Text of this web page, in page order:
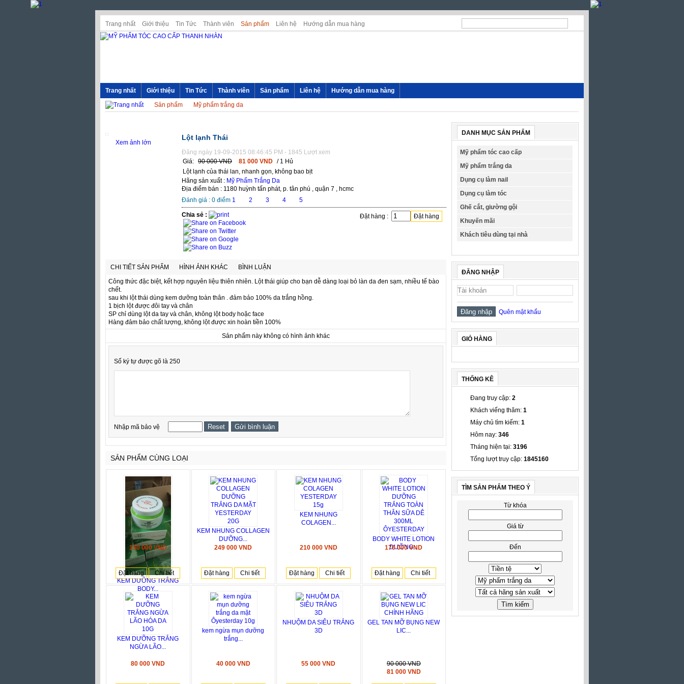
Trang nhất Giới thiệu Tin Tức Thành viên Sản phẩm Liên hệ Hướng dẫn mua hàng
Trang nhất Giới thiệu Tin Tức Thành viên Sản phẩm Liên hệ
Hướng dẫn mua hàng
Sản phẩm
Mỹ phẩm trắng da
Xem ảnh lớn
Lột lạnh Thái
Đăng ngày 19-09-2015 08:46:45 PM - 1845 Lượt xem
Giá: 90 000 VND 81 000 VND / 1 Hủ
Lột lạnh của thái lan, nhanh gọn, không bao bịt
Hãng sản xuất : Mỹ Phẩm Trắng Da
Địa điểm bán : 1180 huỳnh tấn phát, p. tân phú , quận 7 , hcmc
Đánh giá : 0 điểm 1 2 3 4 5
Chia sẻ : Đặt hàng : Đặt hàng
CHI TIẾT SẢN PHẨM HÌNH ẢNH KHÁC
BÌNH LUẬN
Công thức đặc biệt, kết hợp nguyên liệu thiên nhiên. Lột thái giúp cho bạn dễ dàng loại bỏ làn da đen sạm, nhiều tế bào
chết.
sau khi lột thái dùng kem dưỡng toàn thân . đảm bảo 100% da trắng hồng.
1 bịch lột được đôi tay và chân
SP chỉ dùng lột da tay và chân, không lột body hoặc face
Hàng đảm bảo chất lượng, không lột được xin hoàn tiền 100%
Sản phẩm này không có hình ảnh khác
Số ký tự được gõ là 250
Nhập mã bảo vệ
SẢN PHẨM CÙNG LOẠI
KEM DƯỠNG TRẮNG
BODY...
150 000 VND
Đặt hàng Chi tiết
KEM NHUNG COLLAGEN
DƯỠNG...
249 000 VND
Đặt hàng Chi tiết
KEM NHUNG
COLAGEN...
210 000 VND
Đặt hàng Chi tiết
BODY WHITE LOTION
DƯỠNG...
170 000 VND
Đặt hàng Chi tiết
KEM DƯỠNG TRẮNG
NGỪA LÃO...
80 000 VND
kem ngừa mụn dưỡng
trắng...
40 000 VND
NHUỘM DA SIÊU TRẮNG
3D
55 000 VND
GEL TAN MỠ BỤNG NEW
LIC...
90 000 VND
81 000 VND
DANH MỤC SẢN PHẨM
Mỹ phẩm tóc cao cấp
Mỹ phẩm trắng da
Dụng cụ làm nail
Dụng cụ làm tóc
Ghế cắt, giường gội
Khuyến mãi
Khách tiêu dùng tại nhà
ĐĂNG NHẬP
Quên mật khẩu
GIỎ HÀNG
THỐNG KÊ
Đang truy cập: 2
Khách viếng thăm: 1
Máy chủ tìm kiếm: 1
Hôm nay: 346
Tháng hiện tại: 3196
Tổng lượt truy cập: 1845160
TÌM SẢN PHẨM THEO Ý
Từ khóa
Giá từ
Đến